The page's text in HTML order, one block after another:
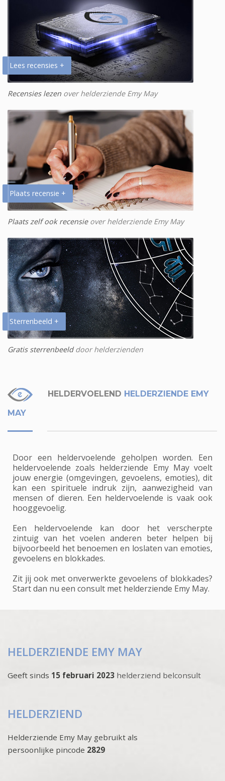
Lees recensies +
Recensies lezen over helderziende Emy May
Plaats recensie +
Plaats zelf ook recensieover helderziende Emy May
Sterrenbeeld +
Gratis sterrenbeelddoor helderzienden
HELDERVOELEND HELDERZIENDE EMY
MAY
Door een heldervoelende geholpen worden. Een
heldervoelende zoals helderziende Emy May voelt
jouw energie (omgevingen, gevoelens, emoties), dit
kan een spirituele indruk zijn, aanwezigheid van
mensen of dieren. Een heldervoelende is vaak ook
hooggevoelig.
Een heldervoelende kan door het verscherpte
zintuig van het voelen anderen beter helpen bij
bijvoorbeeld het benoemen en loslaten van emoties,
gevoelens en blokkades.
Zit jij ook met onverwerkte gevoelens of blokkades?
Start dan nu een consult met helderziende Emy May.
HELDERZIENDE EMY MAY
Geeft sinds 15 februari 2023 helderziend belconsult
HELDERZIEND
Helderziende Emy May gebruikt als
persoonlijke pincode 2829